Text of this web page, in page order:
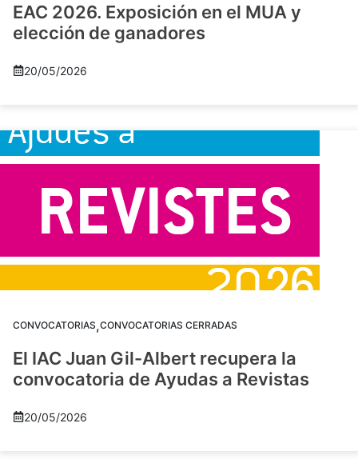
EAC 2026. Exposición en el MUA y
elección de ganadores
20/05/2026
CONVOCATORIAS,CONVOCATORIAS CERRADAS
El IAC Juan Gil-Albert recupera la
convocatoria de Ayudas a Revistas
20/05/2026